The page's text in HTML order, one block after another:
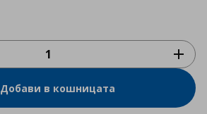
Добави в кошницата